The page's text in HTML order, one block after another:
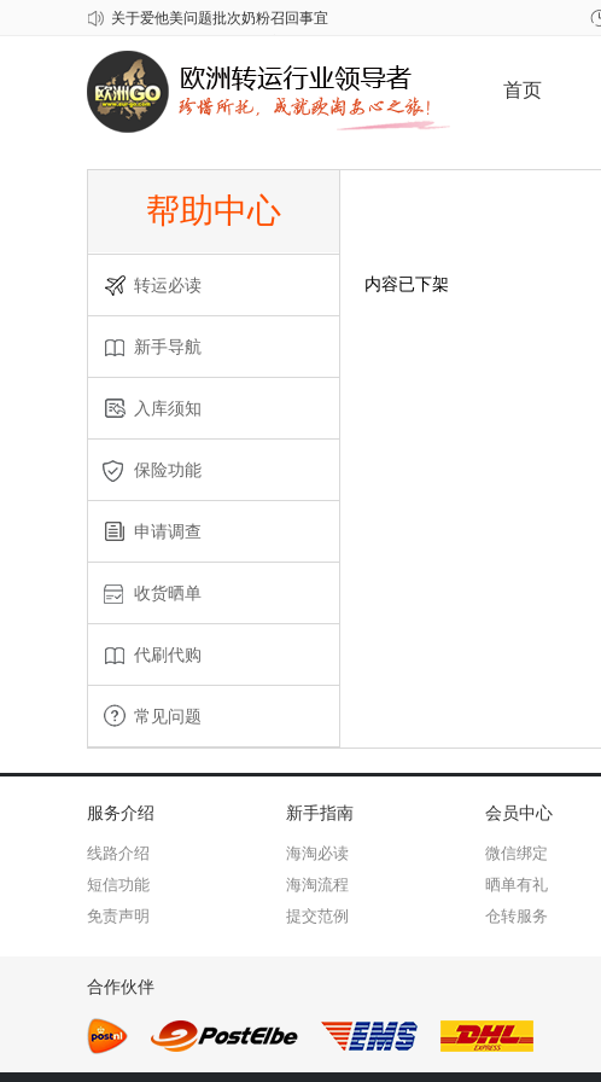
关于爱他美问题批次奶粉召回事宜
关于雀巢至尊问题奶粉召回事宜
首页
帮助中心
转运必读
新手导航
入库须知
保险功能
申请调查
收货晒单
代刷代购
常见问题
内容已下架
服务介绍
线路介绍
短信功能
免责声明
新手指南
海淘必读
海淘流程
提交范例
会员中心
微信绑定
晒单有礼
仓转服务
合作伙伴